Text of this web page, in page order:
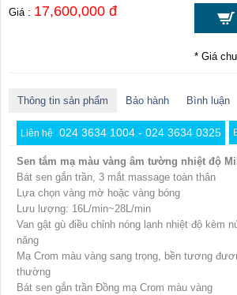
Giá : 17,600,000 đ
* Giá
Thông tin sản phẩm Bảo hành Bình luận
Liên hệ 024 3634 1004 - 024 3634 0325
Sen tắm mạ màu vàng âm tường nhiệt độ
Bát sen gắn trần, 3 mắt massage toàn thân
Lựa chọn vàng mờ hoặc vàng bóng
Lưu lượng: 16L/min~28L/min
Van gật gù điều chỉnh nóng lạnh nhiệt độ kèm
năng
Mạ Crom màu vàng sang trọng, bền tương
thường
Bát sen gắn trần Đồng mạ Crom màu vàng